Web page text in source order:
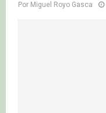
Por Miguel Royo Gasca